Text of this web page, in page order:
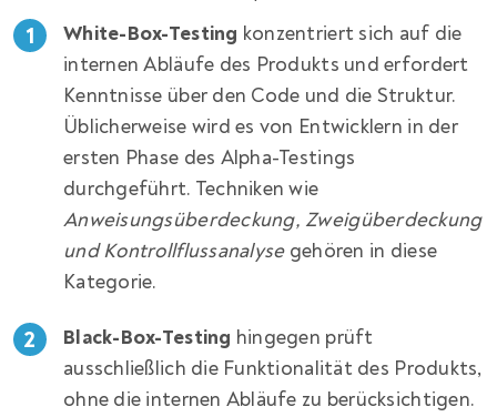
White-Box-Testing konzentriert sich auf die
internen Abläufe des Produkts und erfordert
Kenntnisse über den Code und die Struktur.
Üblicherweise wird es von Entwicklern in der
ersten Phase des Alpha-Testings
durchgeführt. Techniken wie
Anweisungsüberdeckung, Zweigüberdeckung
und Kontrollflussanalysegehören in diese
Kategorie.
Black-Box-Testing hingegen prüft
ausschließlich die Funktionalität des Produkts,
ohne die internen Abläufe zu berücksichtigen.